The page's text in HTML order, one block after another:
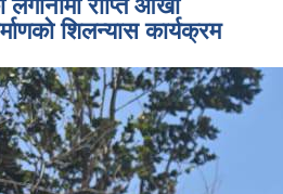
राप्ति आखा
शिलन्यास कार्यक्रम